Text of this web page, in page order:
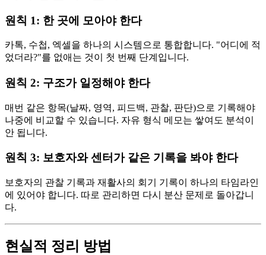
원칙 1: 한 곳에 모아야 한다
카톡, 수첩, 엑셀을 하나의 시스템으로 통합합니다. "어디에 적
었더라?"를 없애는 것이 첫 번째 단계입니다.
원칙 2: 구조가 일정해야 한다
매번 같은 항목(날짜, 영역, 피드백, 관찰, 판단)으로 기록해야
나중에 비교할 수 있습니다. 자유 형식 메모는 쌓여도 분석이
안 됩니다.
원칙 3: 보호자와 센터가 같은 기록을 봐야 한다
보호자의 관찰 기록과 재활사의 회기 기록이 하나의 타임라인
에 있어야 합니다. 따로 관리하면 다시 분산 문제로 돌아갑니
다.
현실적 정리 방법